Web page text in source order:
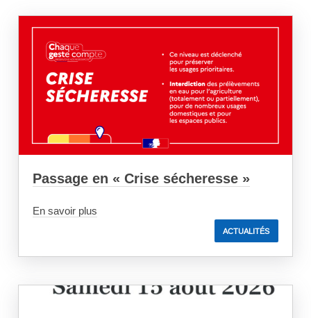
Passage en « Crise sécheresse »
En savoir plus
ACTUALITÉS